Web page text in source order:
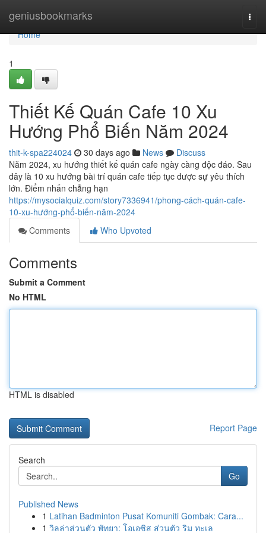
geniusbookmarks
Home
Home
1
Thiết Kế Quán Cafe 10 Xu
Hướng Phổ Biến Năm 2024
thit-k-spa224024 30 days ago News
Discuss
Năm 2024, xu hướng thiết kế quán cafe ngày càng độc đáo. Sau
đây là 10 xu hướng bài trí quán cafe tiếp tục được sự yêu thích
lớn. Điểm nhấn chẳng hạn
https://mysocialquiz.com/story7336941/phong-cách-quán-cafe-
10-xu-hướng-phổ-biến-năm-2024
Comments
Who Upvoted
Comments
Submit a Comment
No HTML
HTML is disabled
Report Page
Search
Go
Published News
1 Latihan Badminton Pusat Komuniti Gombak: Cara...
1 วิลล่าส่วนตัว พัทยา: โอเอซิส ส่วนตัว ริม ทะเล